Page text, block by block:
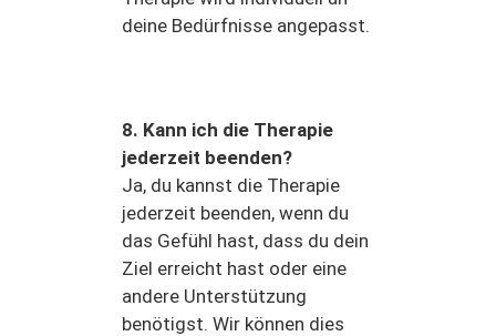
deine Bedürfnisse angepasst.
8. Kann ich die Therapie
jederzeit beenden?
Ja, du kannst die Therapie
jederzeit beenden, wenn du
das Gefühl hast, dass du dein
Ziel erreicht hast oder eine
andere Unterstützung
benötigst. Wir können dies